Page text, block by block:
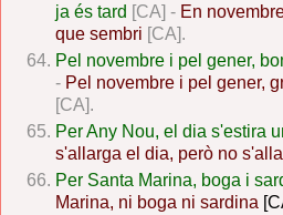
ja és tard [CA] - En
que sembri [CA].
Pel novembre i pel gener,
- Pel novembre i pel gener,
[CA].
Per Any Nou, el dia s'estira
s'allarga el dia, però no
Per Santa Marina, boga i
Marina, ni boga ni sardina